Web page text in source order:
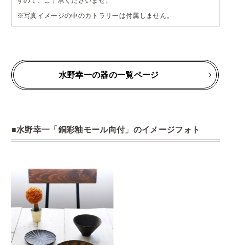
※写真イメージの中のカトラリーは付属しません。
水野幸一の器の一覧ページ
水野幸一「銅彩釉モール向付」のイメージフォト